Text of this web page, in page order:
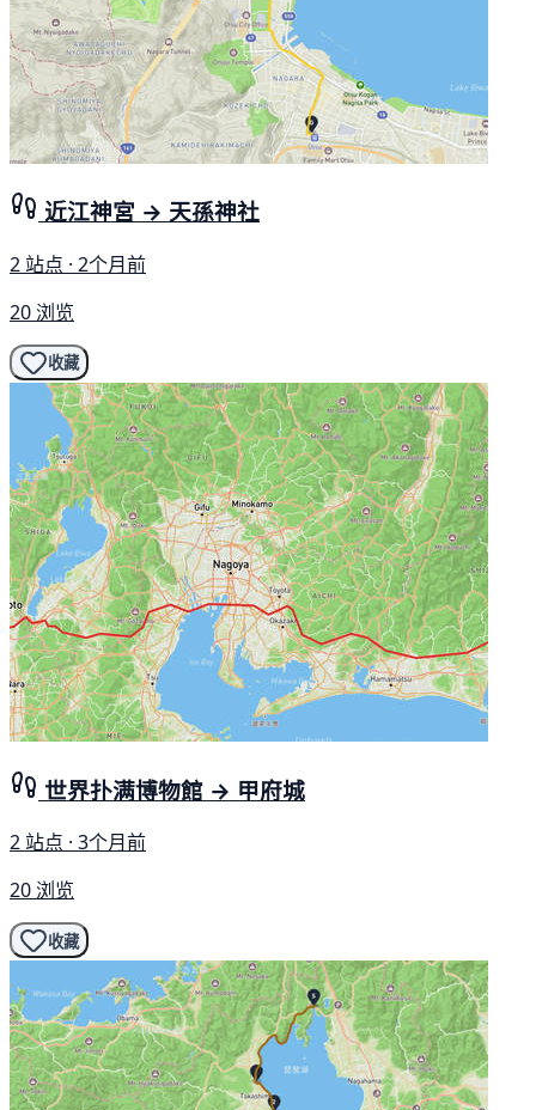
近江神宮 → 天孫神社
2 站点 · 2个月前
20 浏览
收藏
世界扑满博物館 → 甲府城
2 站点 · 3个月前
20 浏览
收藏